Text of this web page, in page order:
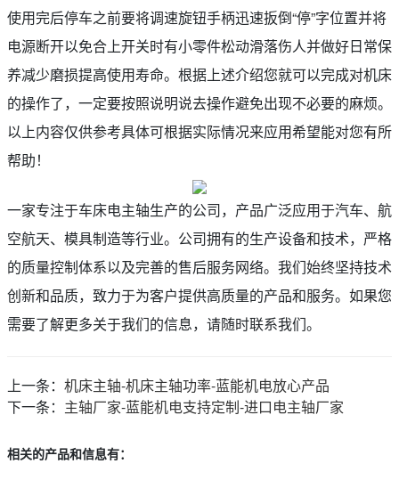
使用完后停车之前要将调速旋钮手柄迅速扳倒“停”字位置并将
电源断开以免合上开关时有小零件松动滑落伤人并做好日常保
养减少磨损提高使用寿命。根据上述介绍您就可以完成对机床
的操作了，一定要按照说明说去操作避免出现不必要的麻烦。
以上内容仅供参考具体可根据实际情况来应用希望能对您有所
帮助！
一家专注于车床电主轴生产的公司，产品广泛应用于汽车、航
空航天、模具制造等行业。公司拥有的生产设备和技术，严格
的质量控制体系以及完善的售后服务网络。我们始终坚持技术
创新和品质，致力于为客户提供高质量的产品和服务。如果您
需要了解更多关于我们的信息，请随时联系我们。
上一条： 机床主轴-机床主轴功率-蓝能机电放心产品
下一条： 主轴厂家-蓝能机电支持定制-进口电主轴厂家
相关的产品和信息有：